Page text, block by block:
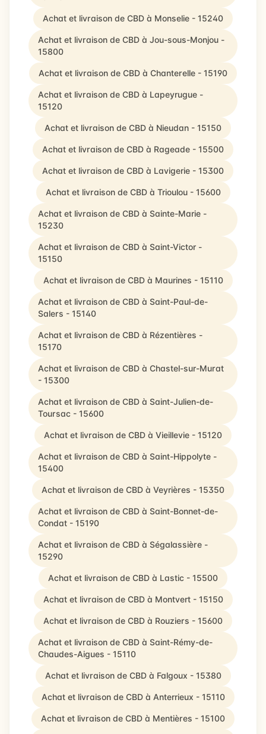
Achat et livraison de CBD à Monselie - 15240
Achat et livraison de CBD à Jou-sous-Monjou -
15800
Achat et livraison de CBD à Chanterelle - 15190
Achat et livraison de CBD à Lapeyrugue -
15120
Achat et livraison de CBD à Nieudan - 15150
Achat et livraison de CBD à Rageade - 15500
Achat et livraison de CBD à Lavigerie - 15300
Achat et livraison de CBD à Trioulou - 15600
Achat et livraison de CBD à Sainte-Marie -
15230
Achat et livraison de CBD à Saint-Victor -
15150
Achat et livraison de CBD à Maurines - 15110
Achat et livraison de CBD à Saint-Paul-de-
Salers - 15140
Achat et livraison de CBD à Rézentières -
15170
Achat et livraison de CBD à Chastel-sur-Murat
- 15300
Achat et livraison de CBD à Saint-Julien-de-
Toursac - 15600
Achat et livraison de CBD à Vieillevie - 15120
Achat et livraison de CBD à Saint-Hippolyte -
15400
Achat et livraison de CBD à Veyrières - 15350
Achat et livraison de CBD à Saint-Bonnet-de-
Condat - 15190
Achat et livraison de CBD à Ségalassière -
15290
Achat et livraison de CBD à Lastic - 15500
Achat et livraison de CBD à Montvert - 15150
Achat et livraison de CBD à Rouziers - 15600
Achat et livraison de CBD à Saint-Rémy-de-
Chaudes-Aigues - 15110
Achat et livraison de CBD à Falgoux - 15380
Achat et livraison de CBD à Anterrieux - 15110
Achat et livraison de CBD à Mentières - 15100